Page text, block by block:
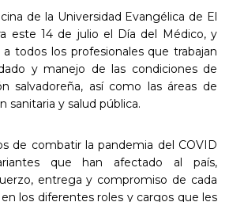
de la Universidad Evangélica de El
este 14 de julio el Día del Médico, y
todos los profesionales que trabajan
y manejo de las condiciones de
salvadoreña, así como las áreas de
sanitaria y salud pública.
de combatir la pandemia del COVID
que han afectado al país,
entrega y compromiso de cada
los diferentes roles y cargos que les